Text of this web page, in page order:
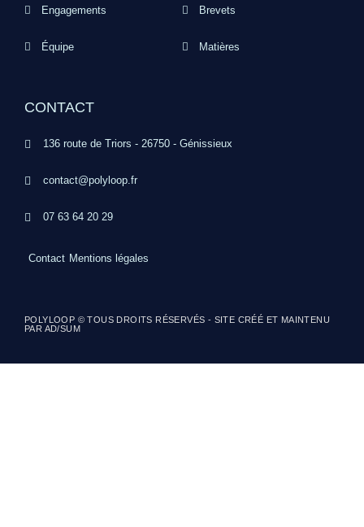
Engagements
Équipe
Brevets
Matières
CONTACT
136 route de Triors - 26750 - Génissieux
contact@polyloop.fr
07 63 64 20 29
Contact Mentions légales
POLYLOOP © TOUS DROITS RÉSERVÉS - SITE CRÉÉ ET MAINTENU
PAR AD/SUM